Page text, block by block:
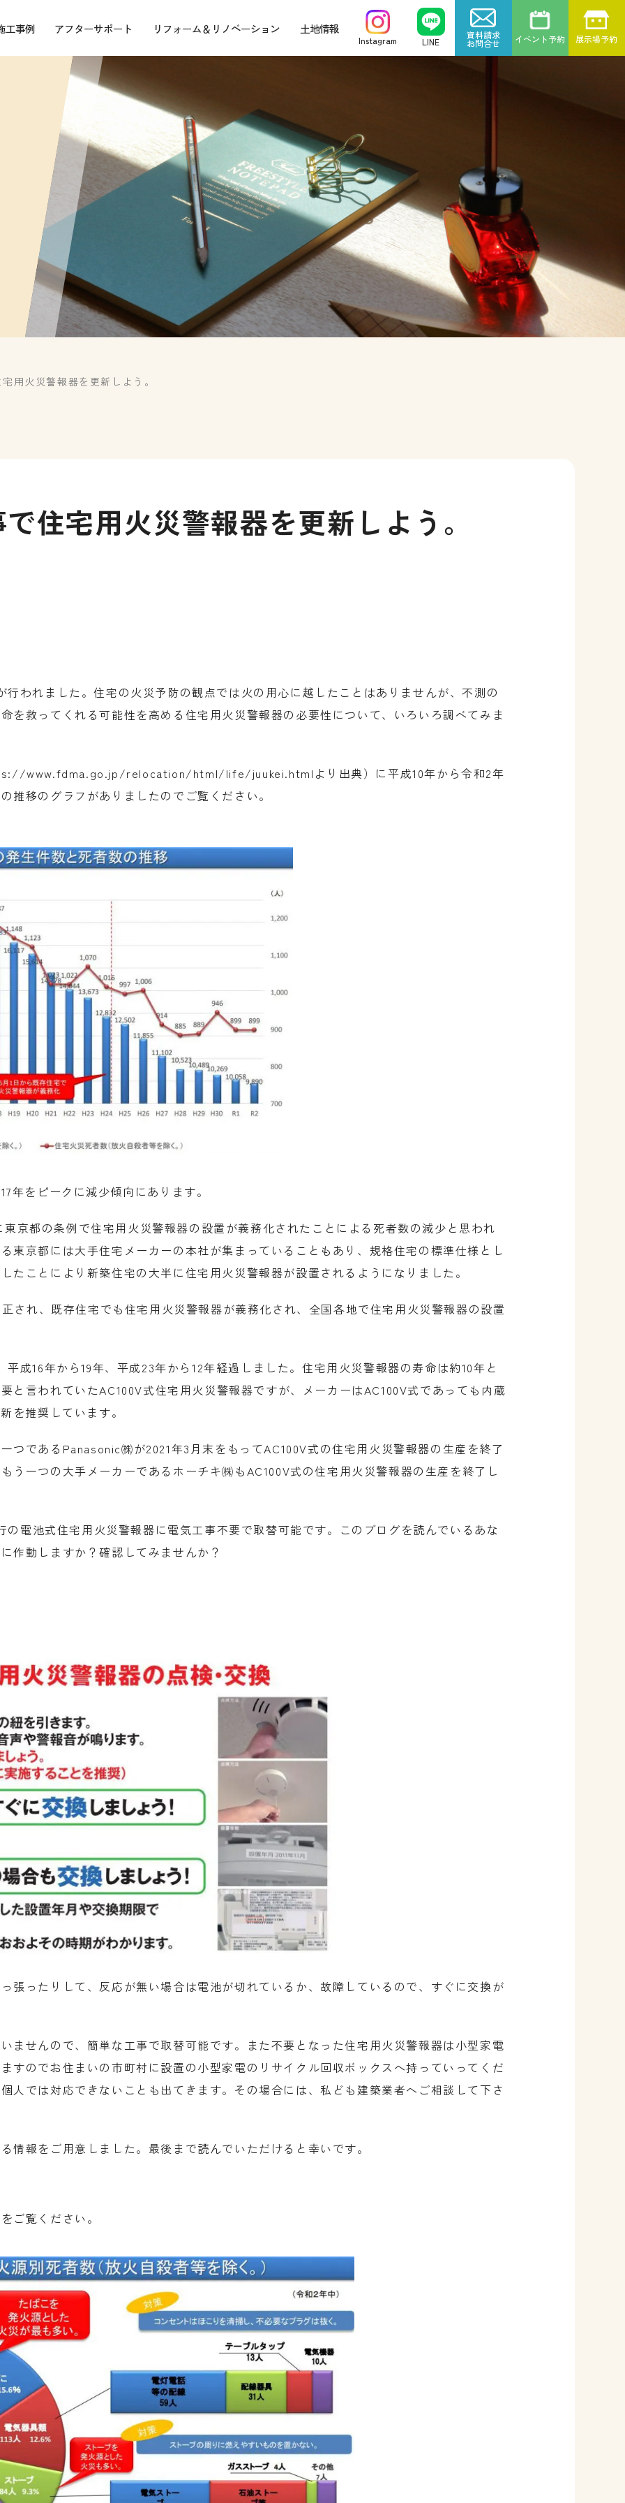
工事例 アフターサポート リフォーム＆リノベーション 土地情報
Instagram LINE
資料請求
お問合せ イベント予約 展示場予約
用火災警報器を更新しよう。
住宅用火災警報器を更新しよう。
われました。住宅の火災予防の観点では火の用心に越したことはありませんが、不測の
を救ってくれる可能性を高める住宅用火災警報器の必要性について、いろいろ調べてみま
www.fdma.go.jp/relocation/html/life/juukei.html より出典）に平成10年から令和2年
推移のグラフがありましたのでご覧ください。
年をピークに減少傾向にあります。
東京都の条例で住宅用火災警報器の設置が義務化されたことによる死者数の減少と思われ
東京都には大手住宅メーカーの本社が集まっていることもあり、規格住宅の標準仕様とし
たことにより新築住宅の大半に住宅用火災警報器が設置されるようになりました。
され、既存住宅でも住宅用火災警報器が義務化され、全国各地で住宅用火災警報器の設置
成16年から19年、平成23年から12年経過しました。住宅用火災警報器の寿命は約10年と
と言われていたAC100V式住宅用火災警報器ですが、メーカーはAC100V式であっても内蔵
を推奨しています。
つであるPanasonic㈱が2021年3月末をもってAC100V式の住宅用火災警報器の生産を終了
う一つの大手メーカーであるホーチキ㈱もAC100V式の住宅用火災警報器の生産を終了し
の電池式住宅用火災警報器に電気工事不要で取替可能です。このブログを読んでいるあな
作動しますか？確認してみませんか？
張ったりして、反応が無い場合は電池が切れているか、故障しているので、すぐに交換が
ませんので、簡単な工事で取替可能です。また不要となった住宅用火災警報器は小型家電
すのでお住まいの市町村に設置の小型家電のリサイクル回収ボックスへ持っていってくだ
人では対応できないことも出てきます。その場合には、私ども建築業者へご相談して下さ
情報をご用意しました。最後まで読んでいただけると幸いです。
ご覧ください。